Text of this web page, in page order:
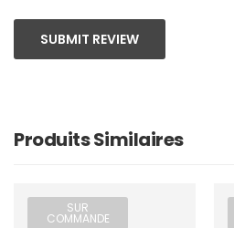
SUBMIT REVIEW
Produits Similaires
SUR
COMMANDE